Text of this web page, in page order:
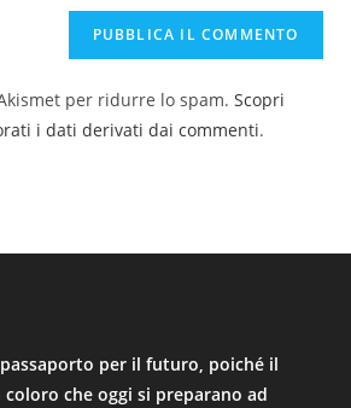
per ridurre lo spam.Scopri
i dati derivati dai commenti.
per il futuro, poiché il
che oggi si preparano ad